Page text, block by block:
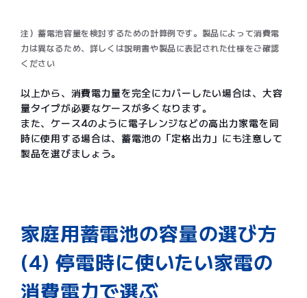
注）蓄電池容量を検討するための計算例です。製品によって消費電
力は異なるため、詳しくは説明書や製品に表記された仕様をご確認
ください
以上から、消費電力量を完全にカバーしたい場合は、大容
量タイプが必要なケースが多くなります。
また、ケース4のように電子レンジなどの高出力家電を同
時に使用する場合は、蓄電池の「定格出力」にも注意して
製品を選びましょう。
家庭用蓄電池の容量の選び方
(4) 停電時に使いたい家電の
消費電力で選ぶ